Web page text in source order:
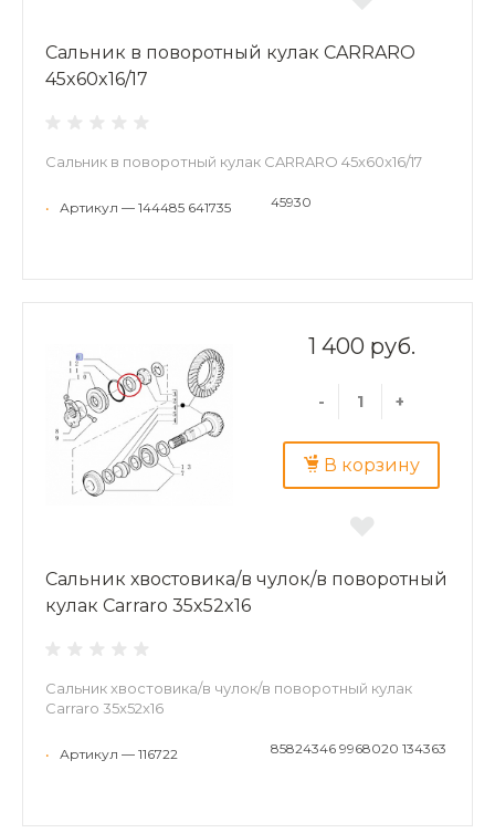
Сальник в поворотный кулак CARRARO
45x60x16/17
Сальник в поворотный кулак CARRARO 45x60x16/17
• Артикул — 144485 641735 45930
1 400 руб.
- +
В корзину
Сальник хвостовика/в чулок/в поворотный
кулак Carraro 35x52x16
Сальник хвостовика/в чулок/в поворотный кулак
Carraro 35x52x16
• Артикул — 116722 85824346 9968020 134363